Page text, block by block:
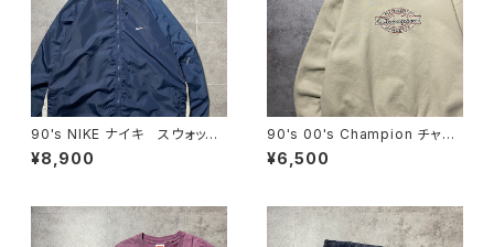
90's NIKE ナイキ スウォッシ
ュ 両面刺繍 ネイビー フー
ド ナイロンジャケット
¥8,900
90's 00's Champion チャン
ピオン 刺繍ロゴ ラインリ
ブ ベージュ スウェット トレ
¥6,500